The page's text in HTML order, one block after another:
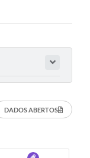
DADOS ABERTOS